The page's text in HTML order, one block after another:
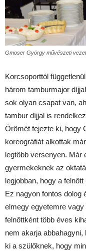
Gmoser György művészeti
Korcsoporttól
három tamburmajor
sok olyan csapat van,
tambur díjjal is
Örömét fejezte ki, hogy
koreográfiát alkottak
legtöbb versenyen. Már
gyermekeknek az
legjobban, hogy a
Ez nagyon fontos dolog
elmegy egyetemre
felnőttként több éves
nem akarja
ki a szülőknek, hogy